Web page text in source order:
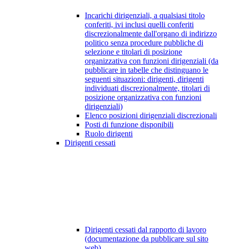
Incarichi dirigenziali, a qualsiasi titolo
conferiti, ivi inclusi quelli conferiti
discrezionalmente dall'organo di indirizzo
politico senza procedure pubbliche di
selezione e titolari di posizione
organizzativa con funzioni dirigenziali (da
pubblicare in tabelle che distinguano le
seguenti situazioni: dirigenti, dirigenti
individuati discrezionalmente, titolari di
posizione organizzativa con funzioni
dirigenziali)
Elenco posizioni dirigenziali discrezionali
Posti di funzione disponibili
Ruolo dirigenti
Dirigenti cessati
Dirigenti cessati dal rapporto di lavoro
(documentazione da pubblicare sul sito